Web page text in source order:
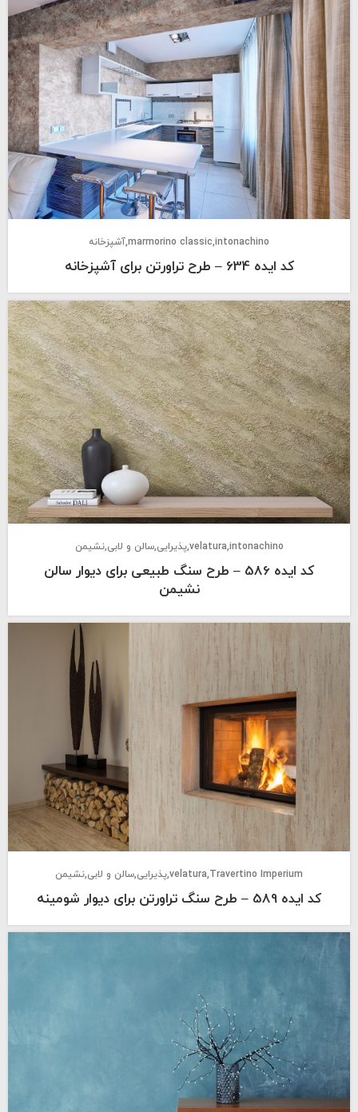
intonachino
marmorino classicآشپزخانه
کد ایده 634 – طرح تراورتن برای آشپزخانه
intonachino
velatura پذیرایی سالن و لابی نشیمن
کد ایده 586 – طرح سنگ طبیعی برای دیوار سالن
نشیمن
Travertino Imperium
velaturaپذیرایی سالن و لابی نشیمن
کد ایده 589 – طرح سنگ تراورتن برای دیوار شومینه